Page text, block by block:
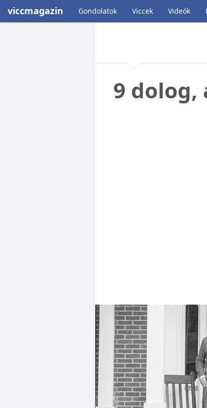
viccmagazin Gondolatok Viccek Videók
9 dolog,